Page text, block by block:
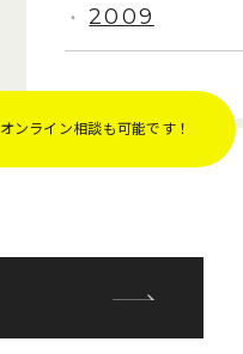
・ 2009
オンライン相談も可能です！